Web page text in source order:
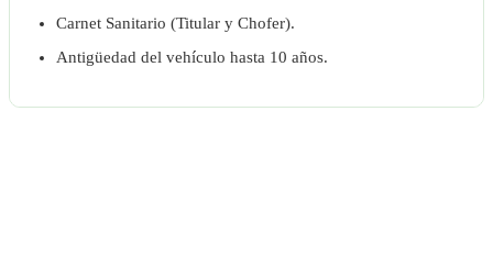
Carnet Sanitario (Titular y Chofer).
Antigüedad del vehículo hasta 10 años.